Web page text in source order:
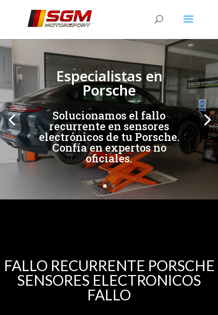
Especialistas en
Porsche
Solucionamos el fallo
recurrente en sensores
electrónicos de tu Porsche.
Confía en expertos no
oficiales.
[/et_pb_slide]
FALLO RECURRENTE PORSCHE
SENSORES ELECTRONICOS
FALLO